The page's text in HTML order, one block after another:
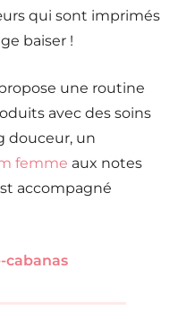
qui sont imprimés
baiser !
une routine
avec des soins
douceur, un
femme aux notes
accompagné